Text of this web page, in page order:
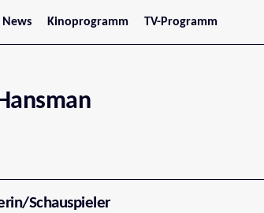
News
Stars
Kinoprogramm
Jetzt im Kino
Oberösterreich
Tirol
Vorarlberg
TV-Programm
Schauspieler